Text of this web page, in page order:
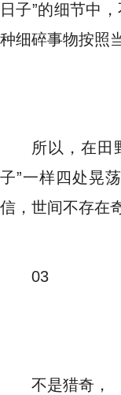
日子”的细节中
种细碎事物按照
所以，在田
子”一样四处晃
信，世间不存在
03
不是猎奇，